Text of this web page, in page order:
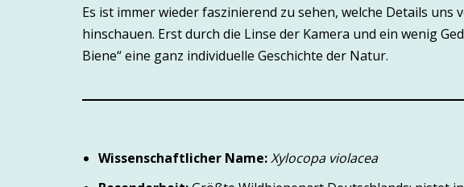
Es ist immer wieder faszinierend zu sehen, welche Details
hinschauen. Erst durch die Linse der Kamera und ein wenig
Biene“ eine ganz individuelle Geschichte der Natur.
Wissenschaftlicher Name:Xylocopa violacea